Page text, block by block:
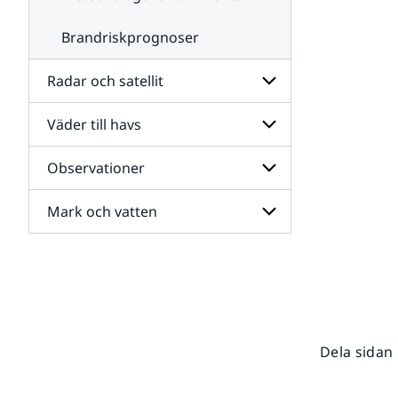
Brandriskprognoser
Radar och satellit
Undersidor
för
Radar
och
satellit
Väder till havs
Undersidor
för
Väder
till
havs
Observationer
Undersidor
för
Mark och vatten
Dela sidan